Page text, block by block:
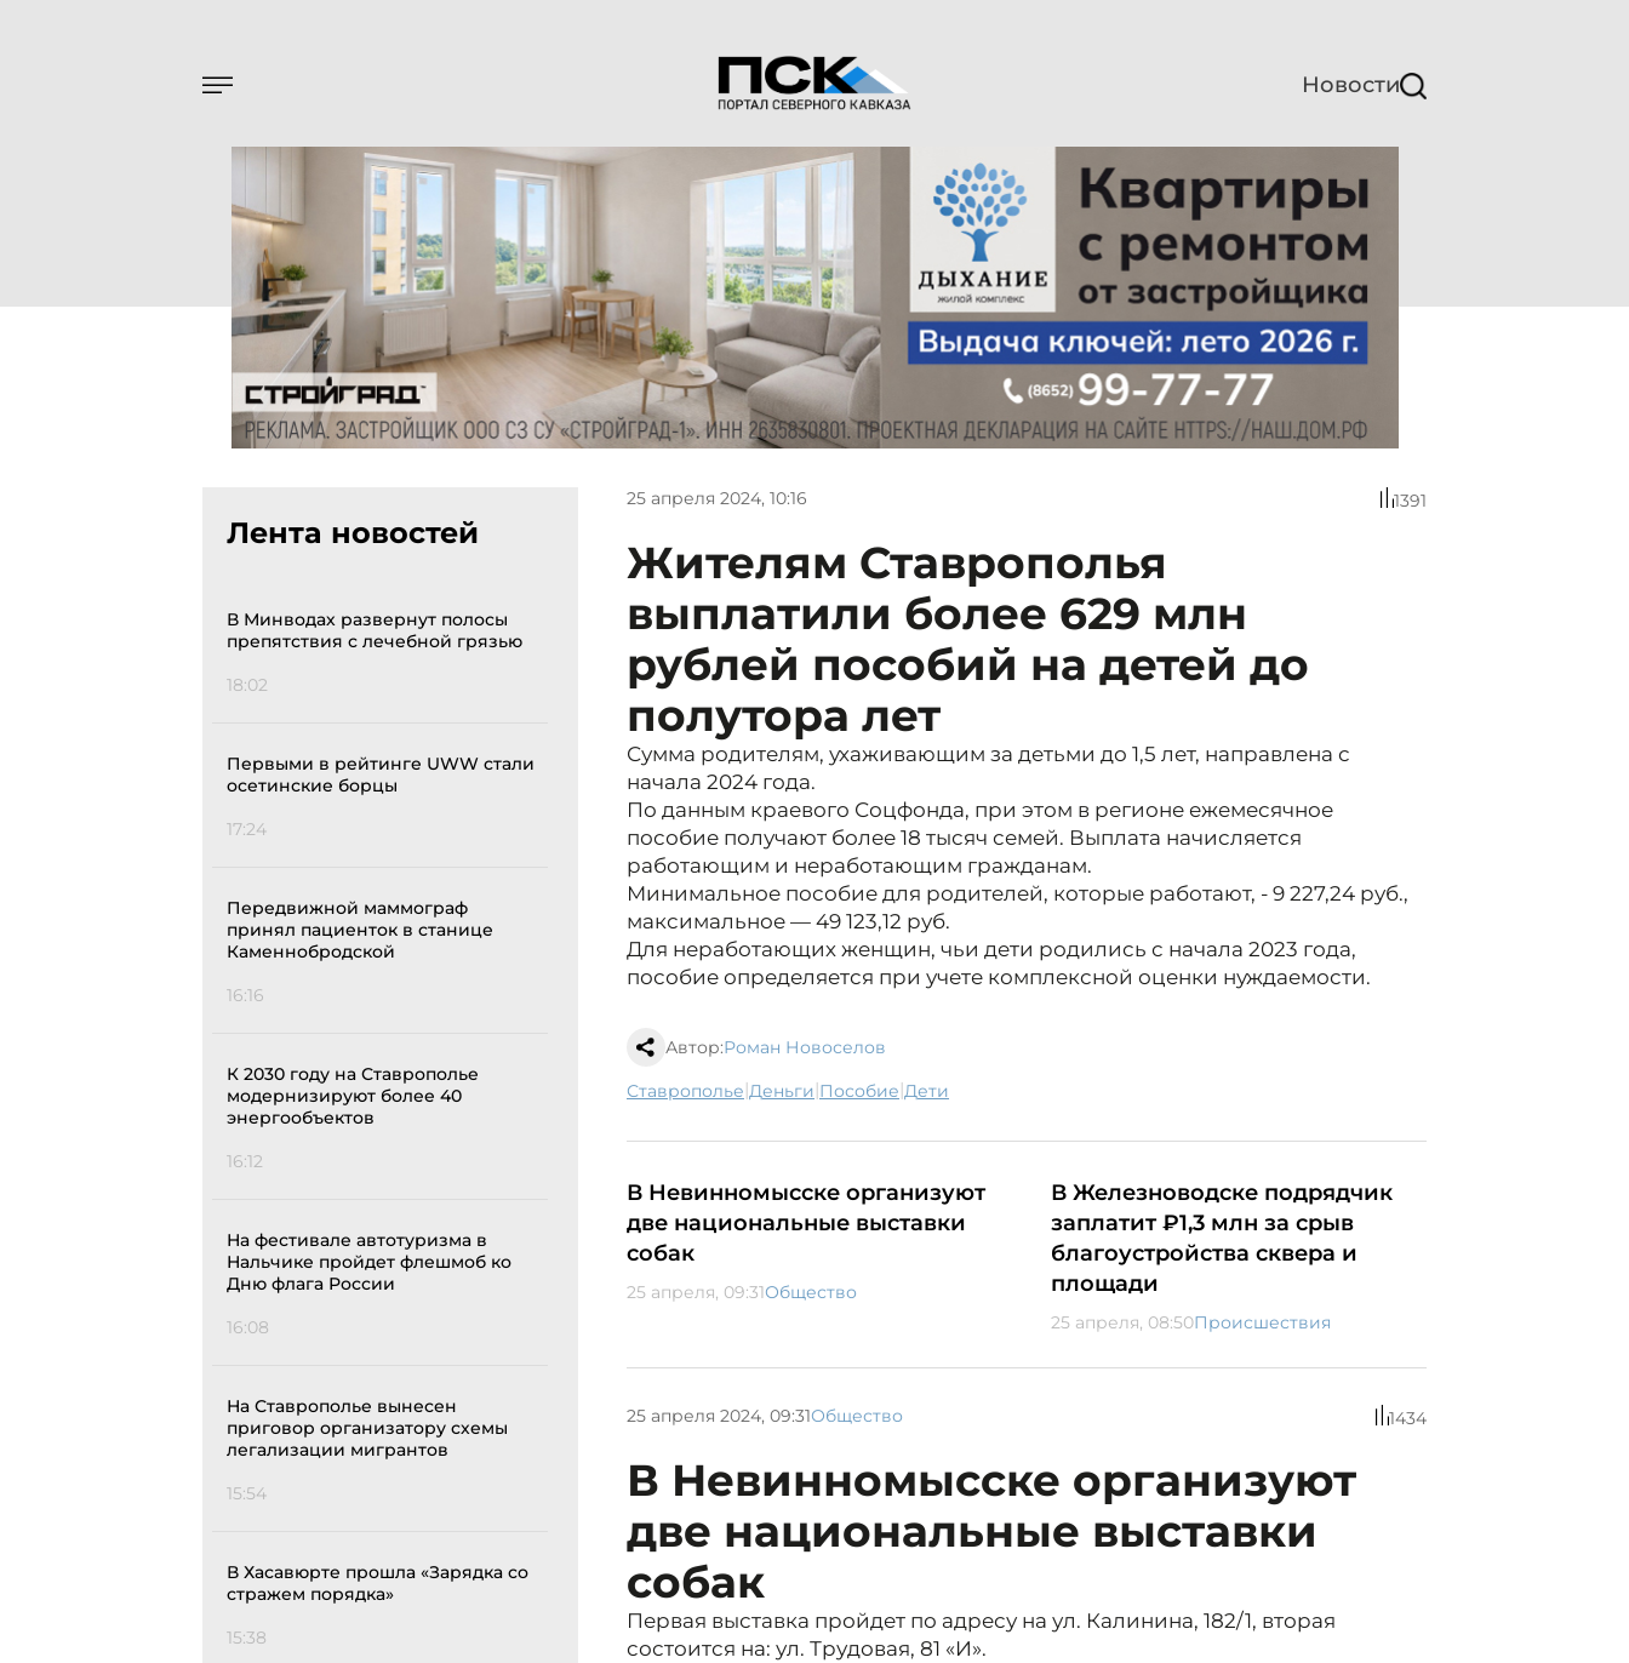
Новости
Лента новостей
В Минводах развернут полосы
препятствия с лечебной грязью
18:02
Первыми в рейтинге UWW стали
осетинские борцы
17:24
Передвижной маммограф
принял пациенток в станице
Каменнобродской
16:16
К 2030 году на Ставрополье
модернизируют более 40
энергообъектов
16:12
На фестивале автотуризма в
Нальчике пройдет флешмоб ко
Дню флага России
16:08
На Ставрополье вынесен
приговор организатору схемы
легализации мигрантов
15:54
В Хасавюрте прошла «Зарядка со
стражем порядка»
15:38
25 апреля 2024, 10:16 1391
Жителям Ставрополья
выплатили более 629 млн
рублей пособий на детей до
полутора лет
Сумма родителям, ухаживающим за детьми до 1,5 лет, направлена с
начала 2024 года.
По данным краевого Соцфонда, при этом в регионе ежемесячное
пособие получают более 18 тысяч семей. Выплата начисляется
работающим и неработающим гражданам.
Минимальное пособие для родителей, которые работают, - 9 227,24 руб.,
максимальное — 49 123,12 руб.
Для неработающих женщин, чьи дети родились с начала 2023 года,
пособие определяется при учете комплексной оценки нуждаемости.
Автор:Роман Новоселов
Ставрополье| деньги| пособие| дети
В Невинномысске организуют
две национальные выставки
собак
25 апреля, 09:31Общество
В Железноводске подрядчик
заплатит ₽1,3 млн за срыв
благоустройства сквера и
площади
25 апреля, 08:50Происшествия
25 апреля 2024, 09:31Общество 1434
В Невинномысске организуют
две национальные выставки
собак
Первая выставка пройдет по адресу на ул. Калинина, 182/1, вторая
состоится на: ул. Трудовая, 81 «И».